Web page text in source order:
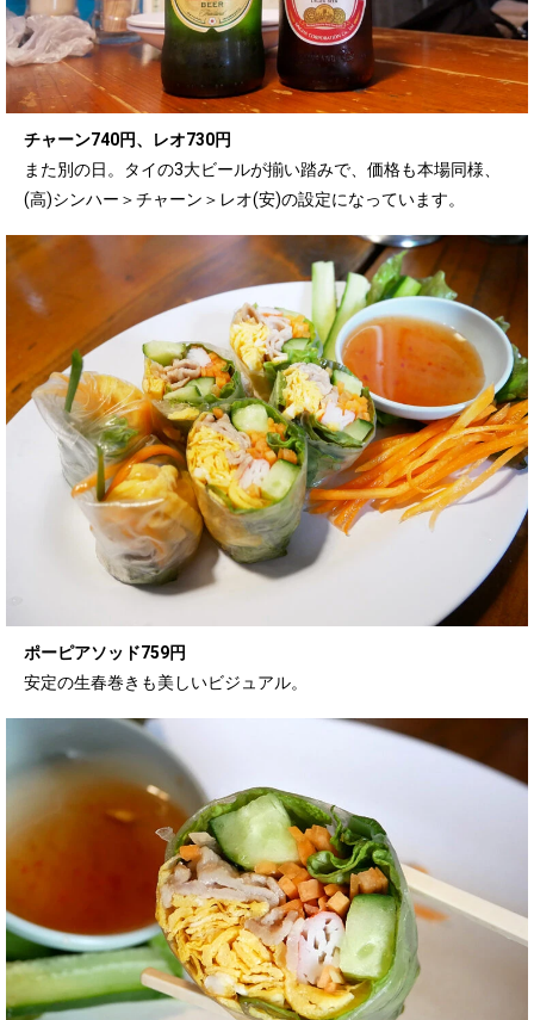
チャーン740円、レオ730円
また別の日。タイの3大ビールが揃い踏みで、価格も本場同様、
(高)シンハー＞チャーン＞レオ(安)の設定になっています。
ポーピアソッド759円
安定の生春巻きも美しいビジュアル。